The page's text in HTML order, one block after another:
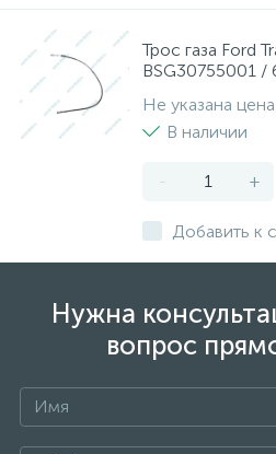
Трос газа Ford
BSG30755001 /
Не указана цена
В наличии
- +
Добавить к
Нужна
вопрос